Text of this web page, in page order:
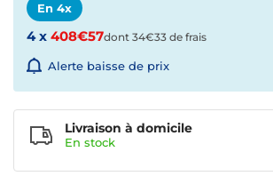
En 4x
4 x 408€57dont 34€33 de frais
Alerte baisse de prix
Livraison à domicile
En stock